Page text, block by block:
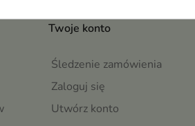
Twoje konto
Śledzenie zamówienia
Zaloguj się
Utwórz konto